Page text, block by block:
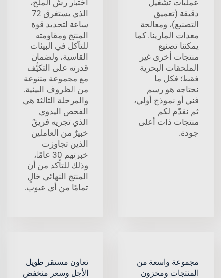
عمليات تشغيل
دقيقة (تعميق
التصنيع)، ومعالجة
معدات المارينا. كما
يمكننا تصنيع
منتجات أخرى غير
الملحقات البحرية
فقط؛ فكل ما
نحتاجه هو رسم
فني أو نموذج أولي،
ثم نقدّم لكم
منتجات ذات أعلى
جودة.
اختبار رش الملح،
الذي يستغرق 72
ساعة لتحديد قوة
المنتج ومقاومته
للتآكل في البيئات
القاسية، ولضمان
قدرته على التكيُّف
مع مجموعة متنوعة
من الظروف البيئية.
والمرحلة الثالثة هي
الفحص اليدوي
الذي تجريه فريقٌ
خبيرٌ من العاملين
الذين تجاوزت
خبرتهم 30 عامًا،
وذلك للتأكد من أن
المنتج النهائي خالٍ
تمامًا من أي عيوب.
مجموعة واسعة من
المنتجات ومخزون
تعاون مستقر طويل
الأجل وسعر منخفض